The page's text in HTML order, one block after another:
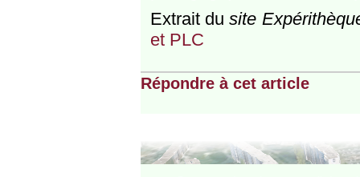
Extrait dusite
et PLC
Répondre à cet article